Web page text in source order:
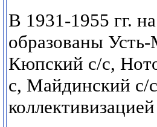
В 1931-1955 гг.
образованы
Кюпский с/с,
с, Майдинский с/